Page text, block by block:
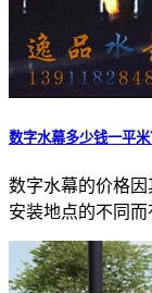
数字水幕多少钱一平米
数字水幕的价格
安装地点的不同而